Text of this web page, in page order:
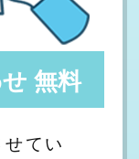
無料
てい